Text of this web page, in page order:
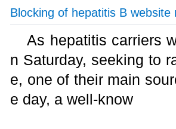
Blocking of hepatitis B website
As hepatitis carriers
n Saturday, seeking to
e, one of their main
e day, a well-know